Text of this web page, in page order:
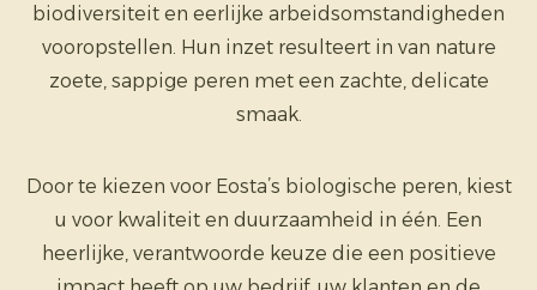
biodiversiteit en eerlijke arbeidsomstandigheden
vooropstellen. Hun inzet resulteert in van nature
zoete, sappige peren met een zachte, delicate
smaak.
Door te kiezen voor Eosta’s biologische peren, kiest
u voor kwaliteit en duurzaamheid in één. Een
heerlijke, verantwoorde keuze die een positieve